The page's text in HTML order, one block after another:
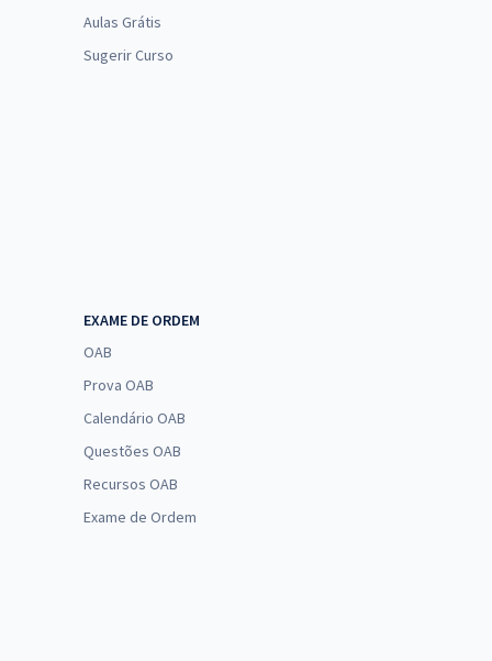
Aulas Grátis
Sugerir Curso
EXAME DE ORDEM
OAB
Prova OAB
Calendário OAB
Questões OAB
Recursos OAB
Exame de Ordem